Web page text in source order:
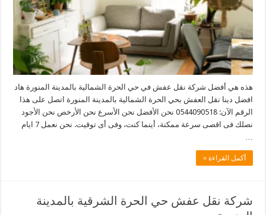
هذه هي أفضل شركة نقل عفش في حي الحرة الشمالية بالمدينة المنورة هاد
افضل دينا نقل العفش بحي الحرة الشمالية بالمدينة المنورة اتصل على هذا
الرقم الآن: 0544090518 نحن الأفضل نحن الأسرع نحن الأرخص نحن الأجود
نصلك فى اقصى سرعة ممكنة، أينما كنت، وفى أى توقيت. نحن نعمل 7 ايام
أكمل القراءة »
شركة نقل عفش حي الحرة الشرقية بالمدينة